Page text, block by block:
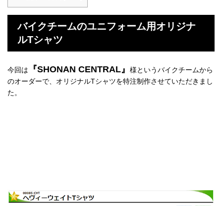
バイクチームのユニフォーム用オリジナ
ルTシャツ
今回は 『SHONAN CENTRAL』
様というバイクチームから
のオーダーで、オリジナルTシャツを特注制作させていただきまし
た。